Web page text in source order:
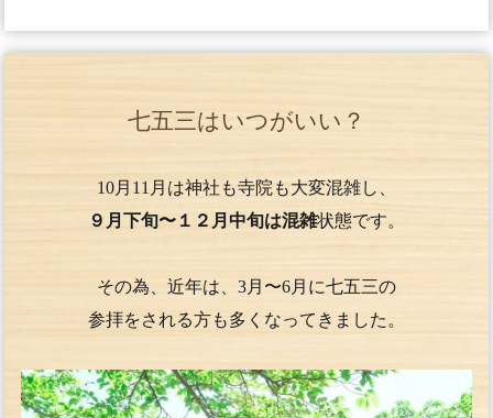
七五三はいつがいい？
10月11月は神社も寺院も大変混雑し、
９月下旬〜１２月中旬は混雑状態です。
その為、近年は、3月〜6月に七五三の
参拝をされる方も多くなってきました。